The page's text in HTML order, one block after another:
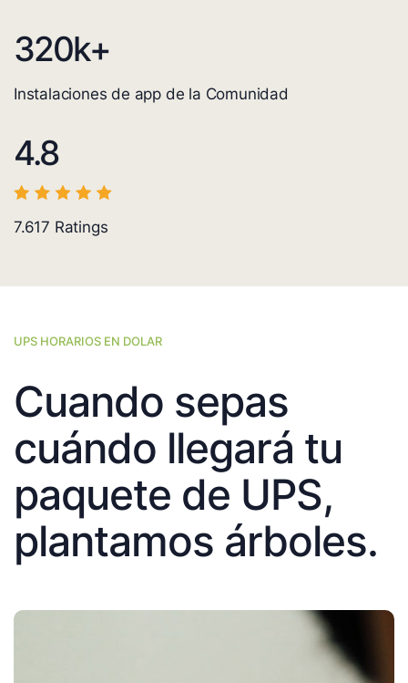
320k+
Instalaciones de app de la Comunidad
4.8
7.617 Ratings
UPS HORARIOS EN DOLAR
Cuando sepas
cuándo llegará tu
paquete de UPS,
plantamos árboles.